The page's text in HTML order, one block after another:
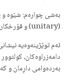
بەشی چوارەم: شێوە و
(unitary) و قۆرخکارە.
ئەم توێژینەوەیە
دامەزراوەکان،
بەردەوامی داڕمان و